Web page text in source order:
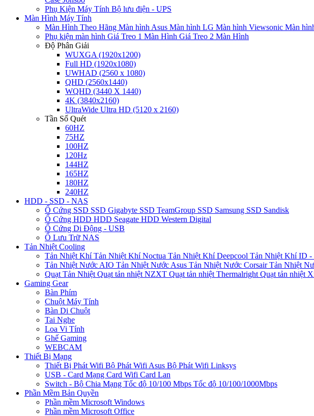
Phụ Kiện Máy Tính Bộ lưu điện - UPS
Màn Hình Máy Tính
Màn Hình Theo Hãng Màn hình Asus Màn hình LG Màn hình Viewsonic Màn
Phụ kiện màn hình Giá Treo 1 Màn Hình Giá Treo 2 Màn Hình
Độ Phân Giải
WUXGA (1920x1200)
Full HD (1920x1080)
UWHAD (2560 x 1080)
QHD (2560x1440)
WQHD (3440 X 1440)
4K (3840x2160)
UltraWide Ultra HD (5120 x 2160)
Tần Số Quét
60HZ
75HZ
100HZ
120Hz
144HZ
165HZ
180HZ
240HZ
HDD - SSD - NAS
Ổ Cứng SSD SSD Gigabyte SSD TeamGroup SSD Samsung SSD Sandisk
Ổ Cứng HDD HDD Seagate HDD Western Digital
Ổ Cứng Di Động - USB
Ổ Lưu Trữ NAS
Tản Nhiệt Cooling
Tản Nhiệt KhíTản Nhiệt Khí Noctua Tản Nhiệt Khí Deepcool Tản Nhiệt Khí ID -
Tản Nhiệt Nước AIO Tản Nhiệt Nước Asus Tản Nhiệt Nước CorsairTản Nhiệt
Quạt Tản Nhiệt Quạt tản nhiệt NZXT Quạt tản nhiệt Thermalright Quạt tản nhiệt
Gaming Gear
Bàn Phím
Chuột Máy Tính
Bàn Di Chuột
Tai Nghe
Loa Vi Tính
Ghế Gaming
WEBCAM
Thiết Bị Mạng
Thiết Bị Phát Wifi Bộ Phát Wifi Asus Bộ Phát Wifi Linksys
USB - Card Mạng Card Wifi Card Lan
Switch - Bộ Chia Mạng Tốc độ 10/100 Mbps Tốc độ 10/100/1000Mbps
Phần Mềm Bản Quyền
Phần mềm Microsoft Windows
Phần mềm Microsoft Office